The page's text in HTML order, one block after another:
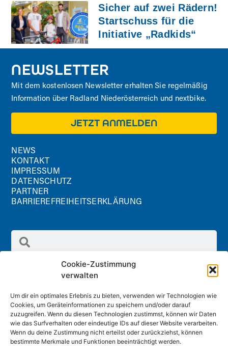
Cookie-Zustimmung
verwalten
Um dir ein optimales Erlebnis zu bieten, verwenden wir Technologien wie
Cookies, um Geräteinformationen zu speichern und/oder darauf
zuzugreifen. Wenn du diesen Technologien zustimmst, können wir Daten
wie das Surfverhalten oder eindeutige IDs auf dieser Website verarbeiten.
Wenn du deine Zustimmung nicht erteilst oder zurückziehst, können
bestimmte Merkmale und Funktionen beeinträchtigt werden.
Sicher auf zwei Rädern!
Startschuss für die
Initiative „Radkids“
NEWSLETTER
Mit dem kostenlosen Newsletter erhalten Sie regelmäßig
Information über Radland Niederösterreich und nextbike.
JETZT ANMELDEN
NEWS
KONTAKT
IMPRESSUM
DATENSCHUTZ
PARTNER
BARRIEREFREIHEITSERKLÄRUNG
Radland GmbH
Schreinergasse 2/1.Stock, 3100 St. Pölten
office@radland.at